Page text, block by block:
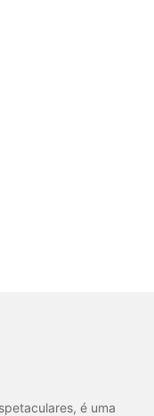
é uma